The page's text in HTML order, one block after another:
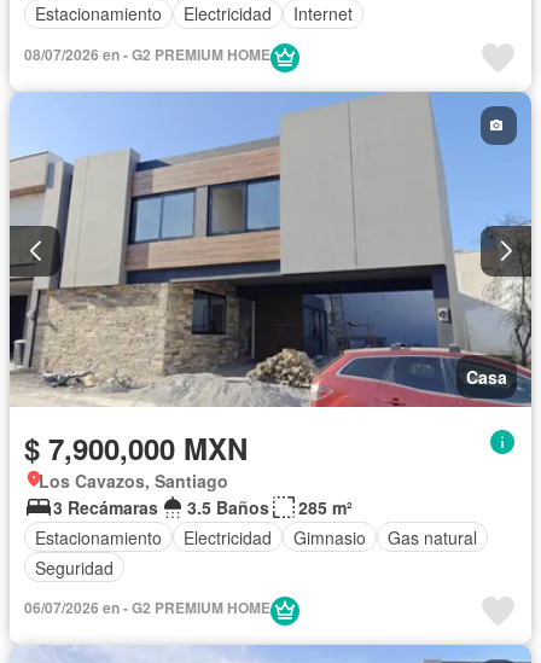
Estacionamiento
Electricidad Internet
08/07/2026 en - G2 PREMIUM HOME
Casa
$ 7,900,000 MXN
Los Cavazos, Santiago
3 Recámaras
3.5 Baños
285 m²
Estacionamiento
Electricidad Gimnasio
Gas natural
Seguridad
06/07/2026 en - G2 PREMIUM HOME